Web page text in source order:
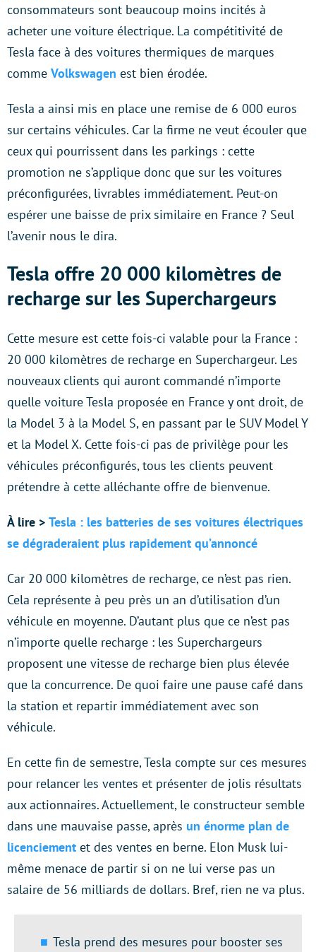
consommateurs sont beaucoup moins incités à
acheter une voiture électrique. La compétitivité de
Tesla face à des voitures thermiques de marques
comme Volkswagen est bien érodée.
Tesla a ainsi mis en place une remise de 6 000 euros
sur certains véhicules. Car la firme ne veut écouler que
ceux qui pourrissent dans les parkings : cette
promotion ne s’applique donc que sur les voitures
préconfigurées, livrables immédiatement. Peut-on
espérer une baisse de prix similaire en France ? Seul
l’avenir nous le dira.
Tesla offre 20 000 kilomètres de
recharge sur les Superchargeurs
Cette mesure est cette fois-ci valable pour la France :
20 000 kilomètres de recharge en Superchargeur. Les
nouveaux clients qui auront commandé n’importe
quelle voiture Tesla proposée en France y ont droit, de
la Model 3 à la Model S, en passant par le SUV Model Y
et la Model X. Cette fois-ci pas de privilège pour les
véhicules préconfigurés, tous les clients peuvent
prétendre à cette alléchante offre de bienvenue.
À lire > Tesla : les batteries de ses voitures électriques
se dégraderaient plus rapidement qu’annoncé
Car 20 000 kilomètres de recharge, ce n’est pas rien.
Cela représente à peu près un an d’utilisation d’un
véhicule en moyenne. D’autant plus que ce n’est pas
n’importe quelle recharge : les Superchargeurs
proposent une vitesse de recharge bien plus élevée
que la concurrence. De quoi faire une pause café dans
la station et repartir immédiatement avec son
véhicule.
En cette fin de semestre, Tesla compte sur ces mesures
pour relancer les ventes et présenter de jolis résultats
aux actionnaires. Actuellement, le constructeur semble
dans une mauvaise passe, après un énorme plan de
licenciement et des ventes en berne. Elon Musk lui-
même menace de partir si on ne lui verse pas un
salaire de 56 milliards de dollars. Bref, rien ne va plus.
Tesla prend des mesures pour booster ses